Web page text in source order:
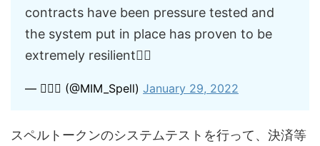
contracts have been pressure tested and
the system put in place has proven to be
extremely resilient👇🏻
— 🧙🏼‍♂️ (@MIM_Spell) January 29, 2022
スペルトークンのシステムテストを行って、決済等